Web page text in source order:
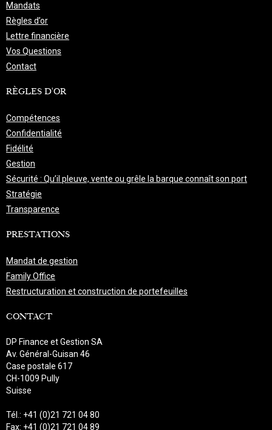
Mandats
Règles d’or
Lettre financière
Vos Questions
Contact
RÈGLES D'OR
Compétences
Confidentialité
Fidélité
Gestion
Sécurité : Qu’il pleuve, vente ou grêle la barque connaît son port
Stratégie
Transparence
PRESTATIONS
Mandat de gestion
Family Office
Restructuration et construction de portefeuilles
CONTACT
DP Finance et Gestion SA
Av. Général-Guisan 46
Case postale 617
CH-1009 Pully
Suisse
Tél.: +41 (0)21 721 04 80
Fax: +41 (0)21 721 04 89